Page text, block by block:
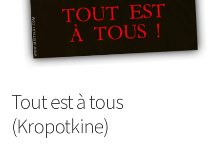
Tout est à tous
(Kropotkine)